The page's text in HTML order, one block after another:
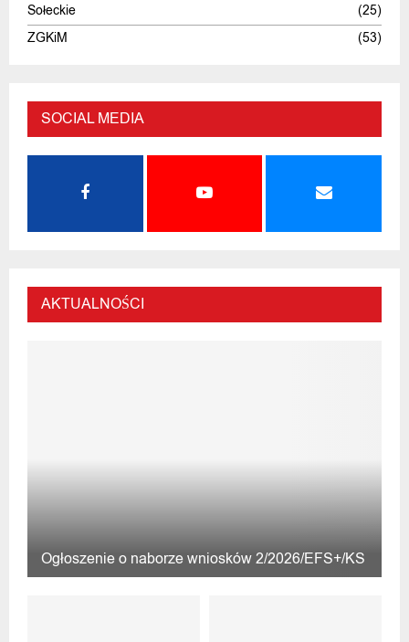
Sołeckie
(25)
ZGKiM
(53)
SOCIAL MEDIA
AKTUALNOŚCI
Ogłoszenie o naborze wniosków 2/2026/EFS+/KS